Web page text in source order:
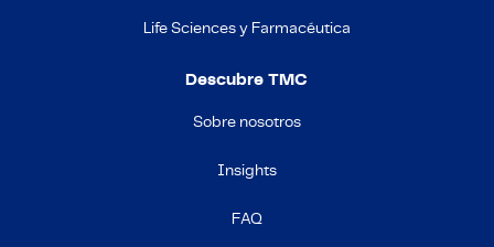
Life Sciences y Farmacéutica
Descubre TMC
Sobre nosotros
Insights
FAQ